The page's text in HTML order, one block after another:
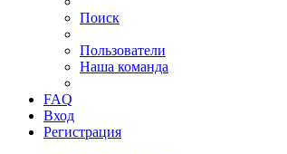
Поиск
Пользователи
Наша команда
FAQ
Вход
Регистрация